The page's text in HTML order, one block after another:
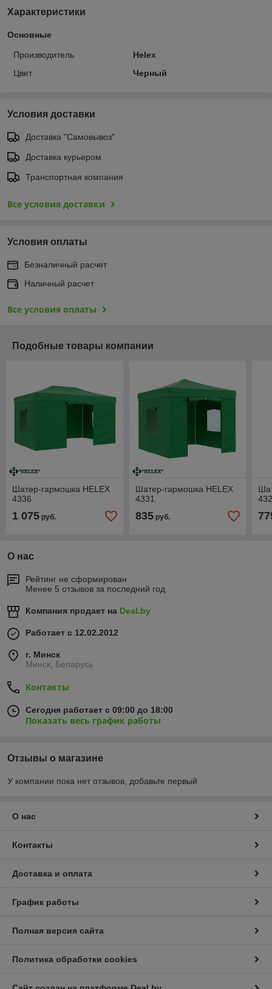
Характеристики
Основные
Производитель
Helex
Цвет
Черный
Условия доставки
Доставка "Самовывоз"
Доставка курьером
Транспортная компания
Все условия доставки
Условия оплаты
Безналичный расчет
Наличный расчет
Все условия оплаты
Подобные товары компании
Шатер-гармошка HELEX
4336
1 075 руб.
Шатер-гармошка HELEX
4331
835руб.
О нас
Рейтинг не сформирован
Менее 5 отзывов за последний год
Компания продает на Deal.by
Работает с 12.02.2012
г. Минск
Минск, Беларусь
Контакты
Сегодня работает с 09:00 до 18:00
Показать весь график работы
Отзывы о магазине
У компании пока нет отзывов, добавьте первый
О нас
Контакты
Доставка и оплата
График работы
Полная версия сайта
Политика обработки cookies